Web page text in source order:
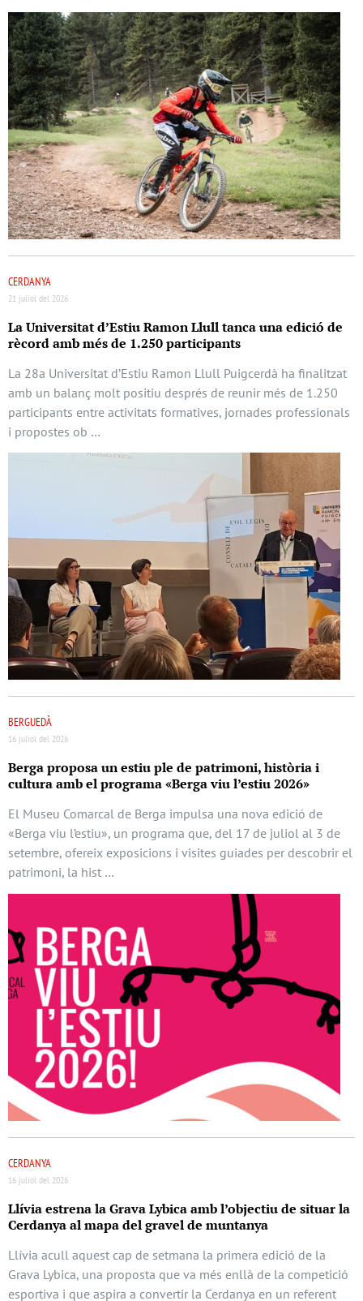
CERDANYA
21 juliol del 2026
La Universitat d’Estiu Ramon Llull tanca una edició de
rècord amb més de 1.250 participants
La 28a Universitat d’Estiu Ramon Llull Puigcerdà ha finalitzat
amb un balanç molt positiu després de reunir més de 1.250
participants entre activitats formatives, jornades professionals
i propostes ob …
BERGUEDÀ
16 juliol del 2026
Berga proposa un estiu ple de patrimoni, història i
cultura amb el programa «Berga viu l’estiu 2026»
El Museu Comarcal de Berga impulsa una nova edició de
«Berga viu l’estiu», un programa que, del 17 de juliol al 3 de
setembre, ofereix exposicions i visites guiades per descobrir el
patrimoni, la hist …
CERDANYA
16 juliol del 2026
Llívia estrena la Grava Lybica amb l’objectiu de situar la
Cerdanya al mapa del gravel de muntanya
Llívia acull aquest cap de setmana la primera edició de la
Grava Lybica, una proposta que va més enllà de la competició
esportiva i que aspira a convertir la Cerdanya en un referent